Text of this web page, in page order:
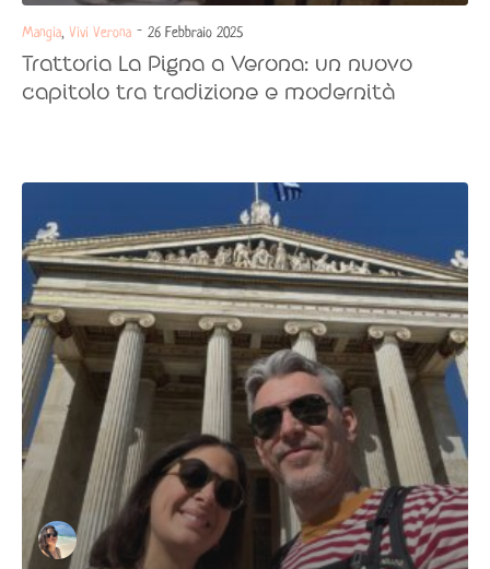
Mangia, Vivi Verona - 26 Febbraio 2025
Trattoria La Pigna a Verona: un nuovo
capitolo tra tradizione e modernità